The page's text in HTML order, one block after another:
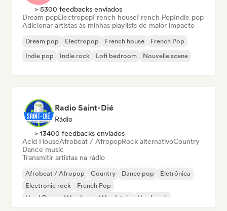
> 5300 feedbacks enviados
Dream popElectropopFrench houseFrench PopIndie pop
Adicionar artistas às minhas playlists de maior impacto
Dream pop Electropop French house
French Pop
Indie pop
Indie rock Lofi bedroom Nouvelle scene
Radio Saint-Dié
Rádio
> 13400 feedbacks enviados
Acid HouseAfrobeat / AfropopRock alternativoCountry
Dance music
Transmitir artistas na rádio
Afrobeat / Afropop Country Dance pop
Eletrônica
Electronic rock
French Pop
Hard Dance / Hardcore / Hardstyle
Hard rock